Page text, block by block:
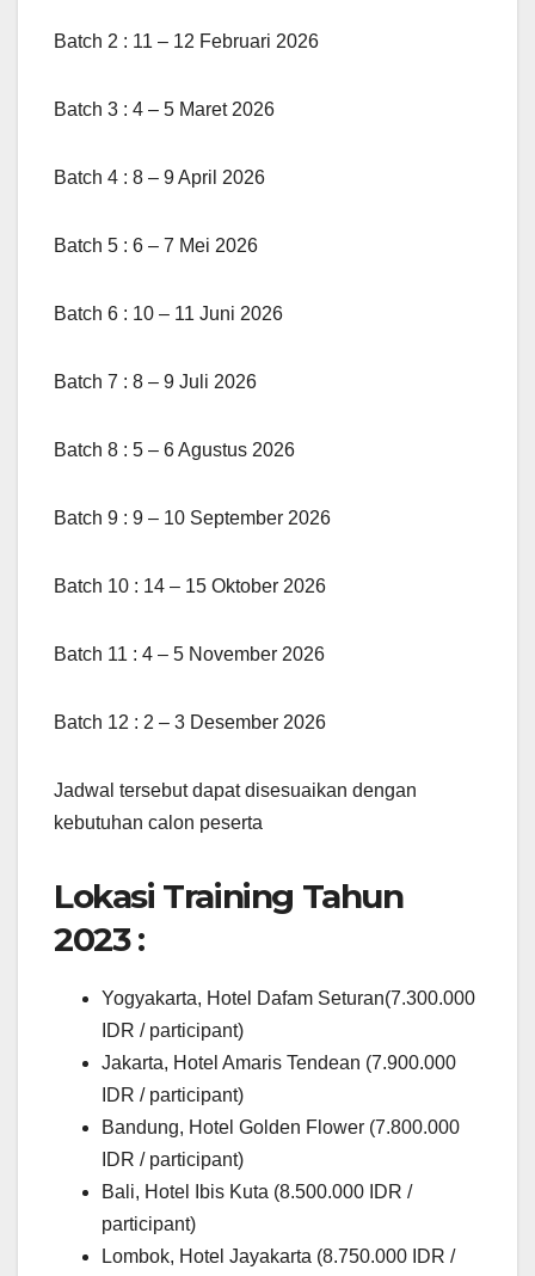
Batch 2 : 11 – 12 Februari 2026
Batch 3 : 4 – 5 Maret 2026
Batch 4 : 8 – 9 April 2026
Batch 5 : 6 – 7 Mei 2026
Batch 6 : 10 – 11 Juni 2026
Batch 7 : 8 – 9 Juli 2026
Batch 8 : 5 – 6 Agustus 2026
Batch 9 : 9 – 10 September 2026
Batch 10 : 14 – 15 Oktober 2026
Batch 11 : 4 – 5 November 2026
Batch 12 : 2 – 3 Desember 2026
Jadwal tersebut dapat disesuaikan dengan
kebutuhan calon peserta
Lokasi Training Tahun
2023 :
Yogyakarta, Hotel Dafam Seturan(7.300.000
IDR / participant)
Jakarta, Hotel Amaris Tendean (7.900.000
IDR / participant)
Bandung, Hotel Golden Flower (7.800.000
IDR / participant)
Bali, Hotel Ibis Kuta (8.500.000 IDR /
participant)
Lombok, Hotel Jayakarta (8.750.000 IDR /